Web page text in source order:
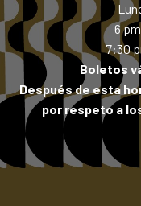
6
7:30
Boletos
Después de esta
por respeto a